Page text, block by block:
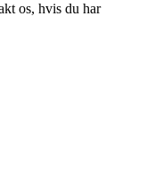
os, hvis du har